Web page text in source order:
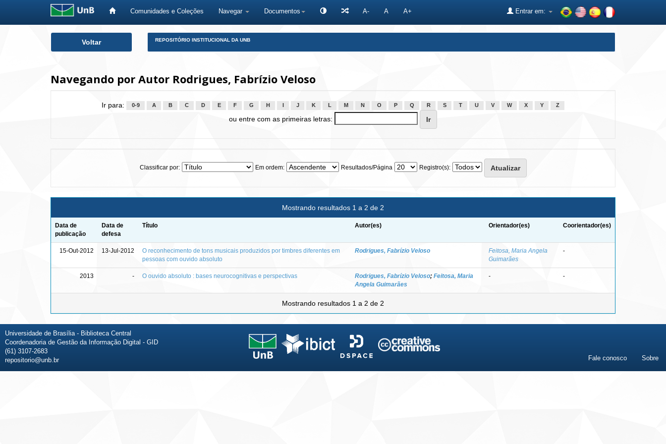
Comunidades e Coleções Navegar Documentos A- A A+ Entrar em:
Voltar REPOSITÓRIO INSTITUCIONAL DA UNB
Navegando por Autor Rodrigues, Fabrízio Veloso
Ir para: 0-9 A B C D E F G H J K L M N O P Q R S T U V W X Y Z
ou entre com as primeiras letras:
Classificar por: Em ordem: Resultados/Página Registro(s):
Mostrando resultados 1 a 2 de 2
Data de
publicação
Data de
defesa
Título Autor(es) Orientador(es) Coorientador(es)
15-Out-2012 13-Jul-2012
O reconhecimento de tons musicais produzidos por timbres diferentes em
pessoas com ouvido absoluto
Rodrigues, Fabrízio Veloso
Feitosa, Maria Angela
Guimarães
-
2013 - O ouvido absoluto : bases neurocognitivas e perspectivas Rodrigues, Fabrízio Veloso; Feitosa, Maria
Angela Guimarães
- -
Mostrando resultados 1 a 2 de 2
Universidade de Brasília - Biblioteca Central
Coordenadoria de Gestão da Informação Digital - GID
(61) 3107-2683
repositorio@unb.br
Fale conosco Sobre